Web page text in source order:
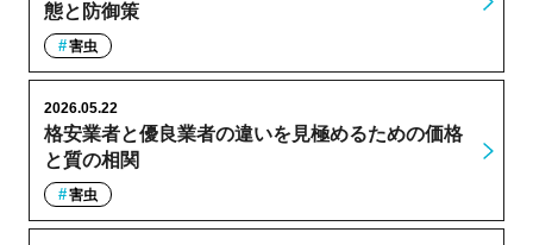
態と防御策
害虫
格安業者と優良業者の違いを見極めるための価格
と質の相関
2026.05.22
害虫